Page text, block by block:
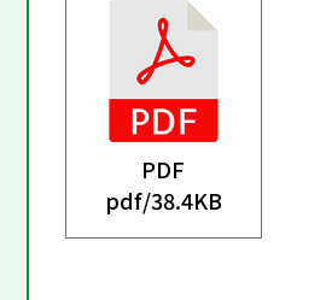
PDF
pdf/38.4KB